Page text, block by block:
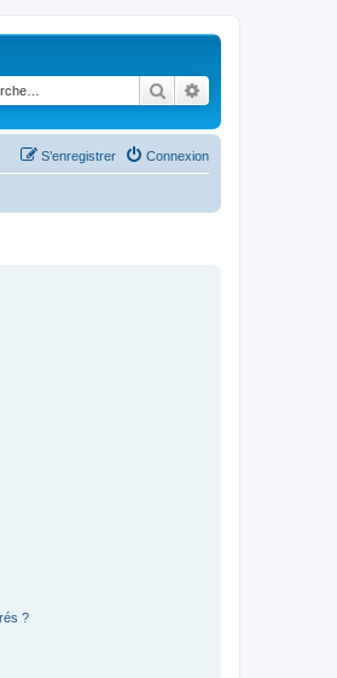
Rechercher
Connexion
S’enregistrer
?